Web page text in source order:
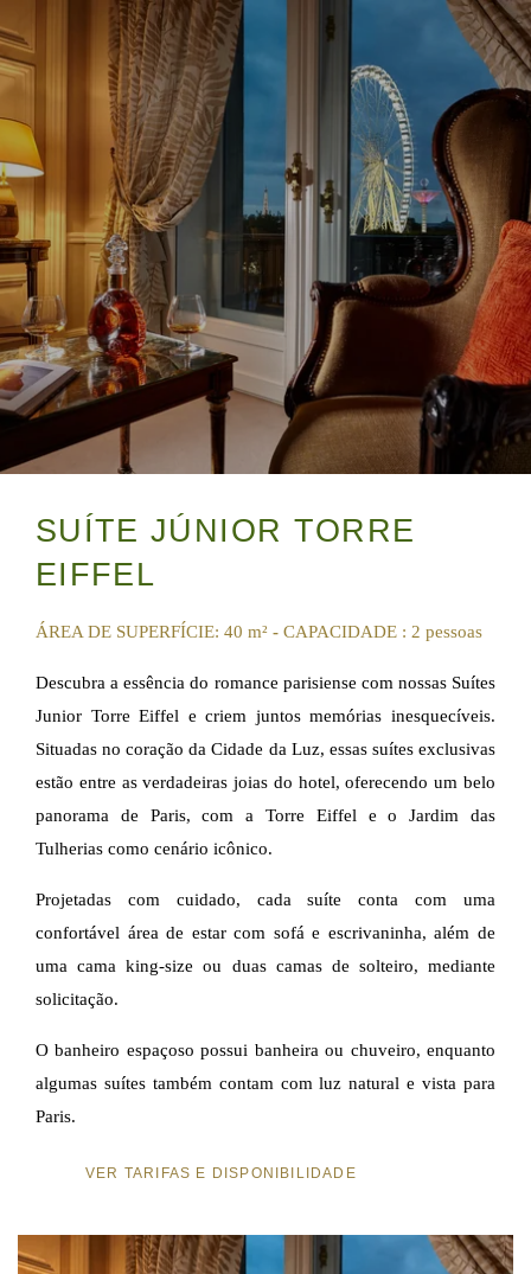
SUÍTE JÚNIOR TORRE
EIFFEL
ÁREA DE SUPERFÍCIE: 40 m² - CAPACIDADE : 2 pessoas
Descubra a essência do romance parisiense com nossas Suítes
Junior Torre Eiffel e criem juntos memórias inesquecíveis.
Situadas no coração da Cidade da Luz, essas suítes exclusivas
estão entre as verdadeiras joias do hotel, oferecendo um belo
panorama de Paris, com a Torre Eiffel e o Jardim das
Tulherias como cenário icônico.
Projetadas com cuidado, cada suíte conta com uma
confortável área de estar com sofá e escrivaninha, além de
uma cama king-size ou duas camas de solteiro, mediante
solicitação.
O banheiro espaçoso possui banheira ou chuveiro, enquanto
algumas suítes também contam com luz natural e vista para
Paris.
VER TARIFAS E DISPONIBILIDADE